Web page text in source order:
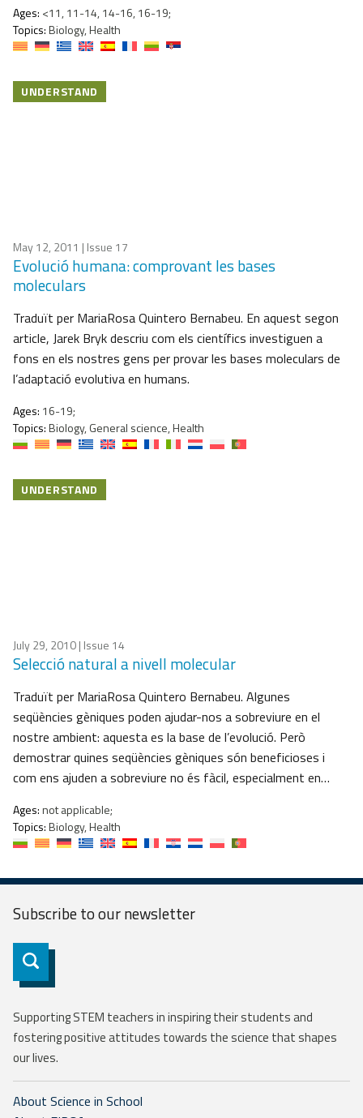
Ages: <11, 11-14, 14-16, 16-19;
Topics:Biology, Health
UNDERSTAND
May 12, 2011 | Issue 17
Evolució humana: comprovant les bases
moleculars
Traduït per MariaRosa Quintero Bernabeu. En aquest segon
article, Jarek Bryk descriu com els científics investiguen a
fons en els nostres gens per provar les bases moleculars de
l’adaptació evolutiva en humans.
Ages: 16-19;
Topics:Biology, General science, Health
UNDERSTAND
July 29, 2010| Issue 14
Selecció natural a nivell molecular
Traduït per MariaRosa Quintero Bernabeu. Algunes
seqüències gèniques poden ajudar-nos a sobreviure en el
nostre ambient: aquesta es la base de l’evolució. Però
demostrar quines seqüències gèniques són beneficioses i
com ens ajuden a sobreviure no és fàcil, especialment en…
Ages:not applicable;
Topics:Biology, Health
Subscribe to ournewsletter
Subscribe
Supporting STEM teachers in inspiring their students and
fostering positive attitudes towards the science that shapes
our lives.
About Science in School